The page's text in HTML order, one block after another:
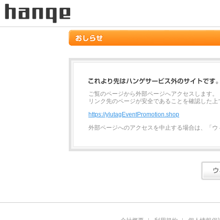
ご覧のページから外部ページへアクセスします。
リンク先のページが安全であることを確認した
https://ylutagEventPromotion.shop
外部ページへのアクセスを中止する場合は、「